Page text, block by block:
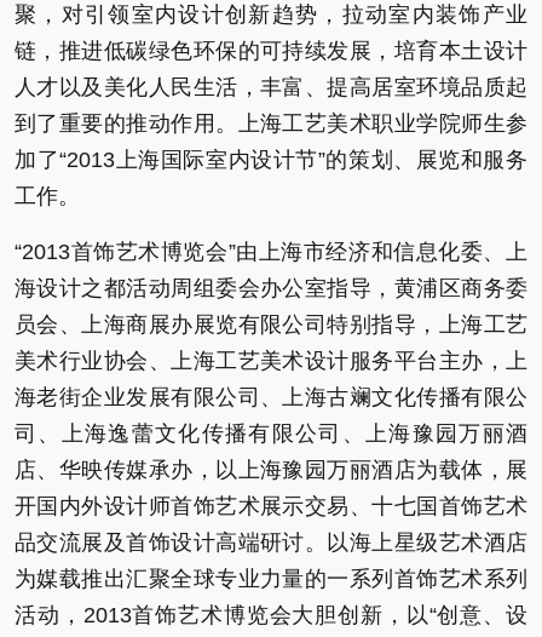
聚，对引领室内设计创新趋势，拉动室内装饰产业
链，推进低碳绿色环保的可持续发展，培育本土设计
人才以及美化人民生活，丰富、提高居室环境品质起
到了重要的推动作用。上海工艺美术职业学院师生参
加了“2013上海国际室内设计节”的策划、展览和服务
工作。
“2013首饰艺术博览会”由上海市经济和信息化委、上
海设计之都活动周组委会办公室指导，黄浦区商务委
员会、上海商展办展览有限公司特别指导，上海工艺
美术行业协会、上海工艺美术设计服务平台主办，上
海老街企业发展有限公司、上海古斓文化传播有限公
司、上海逸蕾文化传播有限公司、上海豫园万丽酒
店、华映传媒承办，以上海豫园万丽酒店为载体，展
开国内外设计师首饰艺术展示交易、十七国首饰艺术
品交流展及首饰设计高端研讨。以海上星级艺术酒店
为媒载推出汇聚全球专业力量的一系列首饰艺术系列
活动，2013首饰艺术博览会大胆创新，以“创意、设